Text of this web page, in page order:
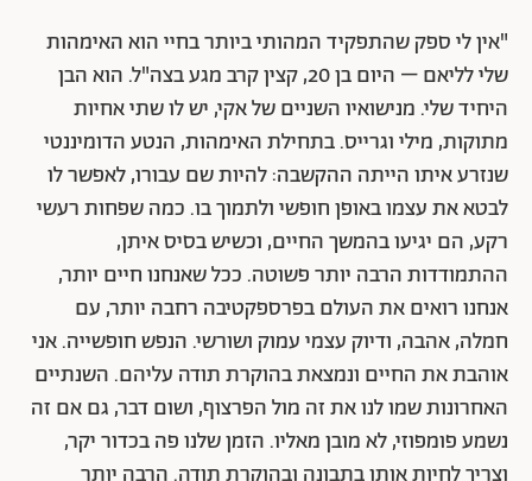
"אין לי ספק שהתפקיד המהותי ביותר בחיי הוא האימהות
שלי לליאם – היום בן 20, קצין קרב מגע בצה"ל. הוא הבן
היחיד שלי. מנישואיו השניים של אקי, יש לו שתי אחיות
מתוקות, מילי וגרייס. בתחילת האימהות, הנטע הדומיננטי
שנזרע איתו הייתה ההקשבה: להיות שם עבורו, לאפשר לו
לבטא את עצמו באופן חופשי ולתמוך בו. כמה שפחות רעשי
רקע, הם יגיעו בהמשך החיים, וכשיש בסיס איתן,
ההתמודדות הרבה יותר פשוטה. ככל שאנחנו חיים יותר,
אנחנו רואים את העולם בפרספקטיבה רחבה יותר, עם
חמלה, אהבה, ודיוק עצמי עמוק ושורשי. הנפש חופשייה. אני
אוהבת את החיים ונמצאת בהוקרת תודה עליהם. השנתיים
האחרונות שמו לנו את זה מול הפרצוף, ושום דבר, גם אם זה
נשמע פומפוזי, לא מובן מאליו. הזמן שלנו פה בכדור יקר,
וצריך לחיות אותו בתבונה ובהוקרת תודה. הרבה יותר